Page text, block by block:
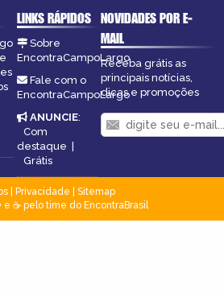
LINKS RÁPIDOS
Sobre
EncontraCampoLargo
Fale com o
EncontraCampoLargo
ANUNCIE:
Com
destaque
Grátis
NOVIDADES POR E-
MAIL
Receba grátis as
principais notícias,
dicas e promoções
| Privacidade
Sitemap
☕ pelo time do EncontraBrasil